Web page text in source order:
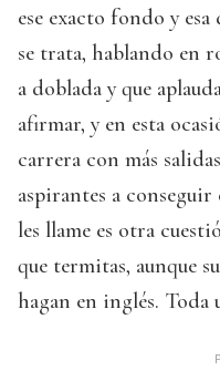
ese exacto fondo y
se trata, hablando en
a doblada y que
afirmar, y en esta
carrera con más
aspirantes a
les llame es otra
que termitas, aunque
hagan en inglés. Toda